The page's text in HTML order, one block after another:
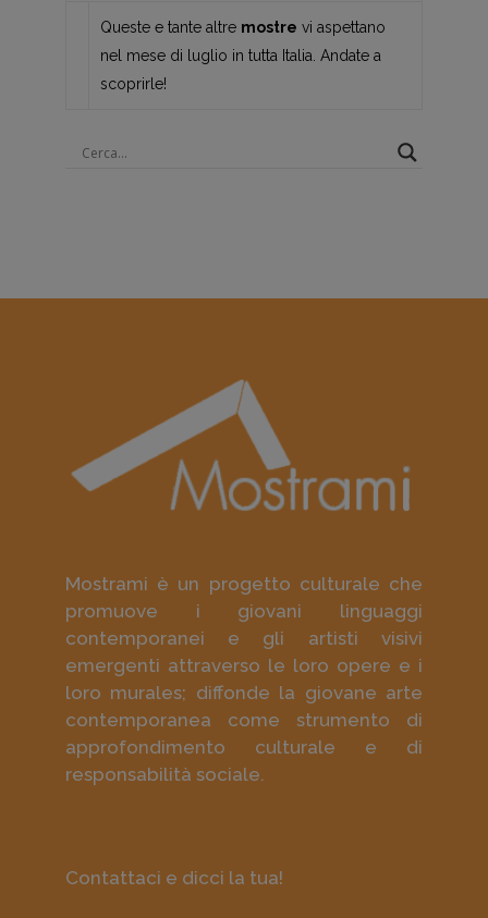
Queste e tante altre mostre vi aspettano
nel mese di luglio in tutta Italia. Andate a
scoprirle!
Mostrami è un progetto culturale che
promuove i giovani linguaggi
contemporanei e gli artisti visivi
emergenti attraverso le loro opere e i
loro murales; diffonde la giovane arte
contemporanea come strumento di
approfondimento culturale e di
responsabilità sociale.
Contattaci e dicci la tua!